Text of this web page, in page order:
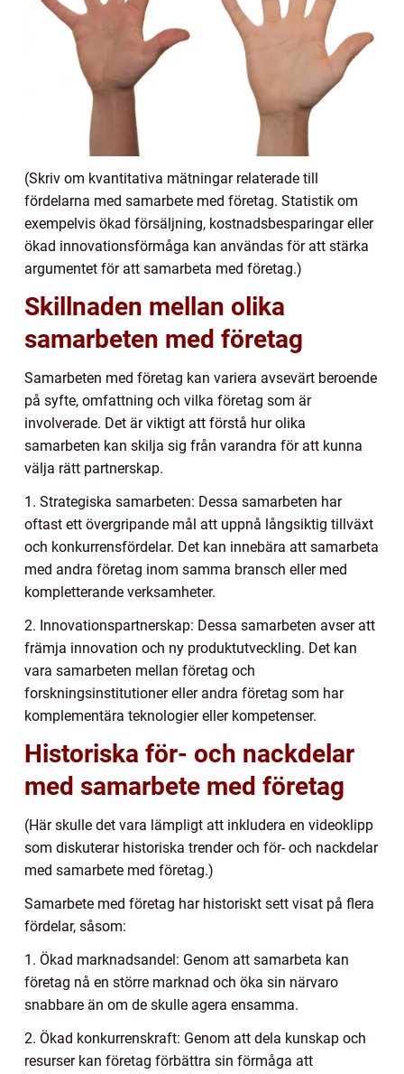
(Skriv om kvantitativa mätningar relaterade till
fördelarna med samarbete med företag. Statistik om
exempelvis ökad försäljning, kostnadsbesparingar eller
ökad innovationsförmåga kan användas för att stärka
argumentet för att samarbeta med företag.)
Skillnaden mellan olika
samarbeten med företag
Samarbeten med företag kan variera avsevärt beroende
på syfte, omfattning och vilka företag som är
involverade. Det är viktigt att förstå hur olika
samarbeten kan skilja sig från varandra för att kunna
välja rätt partnerskap.
1. Strategiska samarbeten: Dessa samarbeten har
oftast ett övergripande mål att uppnå långsiktig tillväxt
och konkurrensfördelar. Det kan innebära att samarbeta
med andra företag inom samma bransch eller med
kompletterande verksamheter.
2. Innovationspartnerskap: Dessa samarbeten avser att
främja innovation och ny produktutveckling. Det kan
vara samarbeten mellan företag och
forskningsinstitutioner eller andra företag som har
komplementära teknologier eller kompetenser.
Historiska för- och nackdelar
med samarbete med företag
(Här skulle det vara lämpligt att inkludera en videoklipp
som diskuterar historiska trender och för- och nackdelar
med samarbete med företag.)
Samarbete med företag har historiskt sett visat på flera
fördelar, såsom:
1. Ökad marknadsandel: Genom att samarbeta kan
företag nå en större marknad och öka sin närvaro
snabbare än om de skulle agera ensamma.
2. Ökad konkurrenskraft: Genom att dela kunskap och
resurser kan företag förbättra sin förmåga att